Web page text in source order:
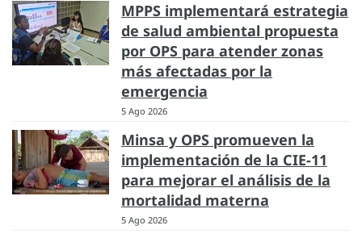
MPPS implementará estrategia
de salud ambiental propuesta
por OPS para atender zonas
más afectadas por la
emergencia
5 Ago 2026
Minsa y OPS promueven la
implementación de la CIE-11
para mejorar el análisis de la
mortalidad materna
5 Ago 2026